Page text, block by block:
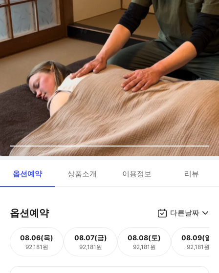
옵션예약 상품소개 이용정보 리뷰
옵션예약 다른날짜
08.06(목)
92,181원
08.07(금)
92,181원
08.08(토)
92,181원
08.09(일)
92,181원